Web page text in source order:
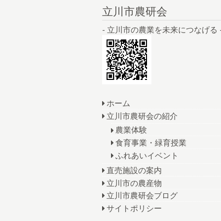
立川市農研会
- 立川市の農業を未来につなげる
ホーム
立川市農研会の紹介
農業体験
食育事業・緑育授業
ふれあいイベント
直売施設の案内
立川市の農産物
立川市農研会ブログ
サイトポリシー